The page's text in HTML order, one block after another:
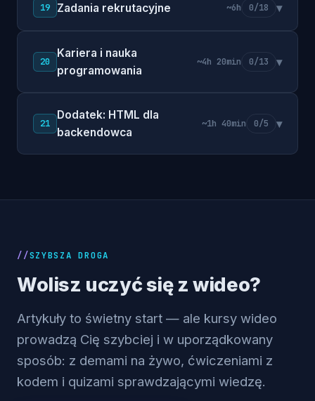
19 Zadania rekrutacyjne ~6h 0/18 ▾
20
Kariera i nauka
programowania
~4h 20min 0/13 ▾
21
Dodatek: HTML dla
backendowca
~1h 40min 0/5 ▾
SZYBSZA DROGA
Wolisz uczyć się z wideo?
Artykuły to świetny start — ale kursy wideo
prowadzą Cię szybciej i w uporządkowany
sposób: z demami na żywo, ćwiczeniami z
kodem i quizami sprawdzającymi wiedzę.